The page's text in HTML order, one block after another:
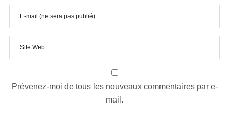
Prévenez-moi de tous les nouveaux commentaires par e-
mail.